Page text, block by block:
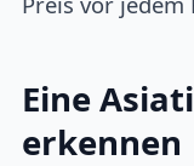
Eine
erkennen